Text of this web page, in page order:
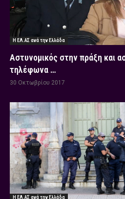
Η ΕΛ.ΑΣ ανά την Ελλάδα
Αστυνομικός στην πράξη και
τηλέφωνα …
30 Οκτωβρίου 2017
Η ΕΛ.ΑΣ ανά την Ελλάδα